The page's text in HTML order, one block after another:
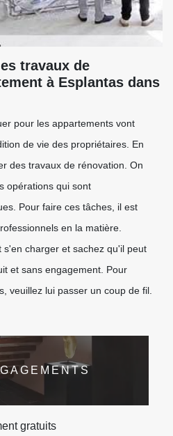
travaux de
à Esplantas dans
pour les appartements vont
de vie des propriétaires. En
des travaux de rénovation. On
opérations qui sont
Pour faire ces tâches, il est
en la matière.
charger et sachez qu'il peut
et sans engagement. Pour
veuillez lui passer un coup de fil.
gratuits